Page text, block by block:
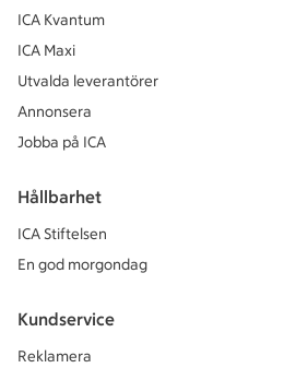
ICA Kvantum
ICA Maxi
Utvalda leverantörer
Annonsera
Jobba på ICA
Hållbarhet
ICA Stiftelsen
En god morgondag
Kundservice
Reklamera